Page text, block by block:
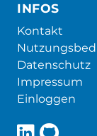
INFOS
Kontakt
Datenschutz
Impressum
Einloggen